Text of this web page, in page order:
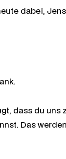
dabei,
dass du uns
Das